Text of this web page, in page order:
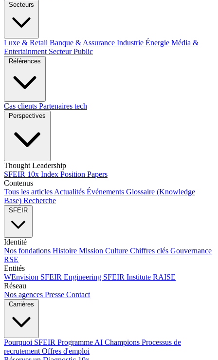
Secteurs
Luxe & Retail Banque & Assurance Industrie Énergie Média &
Entertainment Secteur Public
Références
Cas clients Partenaires tech
Perspectives
Thought Leadership
SFEIR 10x Index Position Papers
Contenus
Tous les articles Actualités Événements Glossaire (Knowledge
Base) Recherche
SFEIR
Identité
Nos fondations Histoire Mission Culture Chiffres clés Gouvernance
RSE
Entités
WEnvision SFEIR Engineering SFEIR Institute RAISE
Réseau
Nos agences Presse Contact
Carrières
Pourquoi SFEIR Programme AI Champions Processus de
recrutement Offres d'emploi